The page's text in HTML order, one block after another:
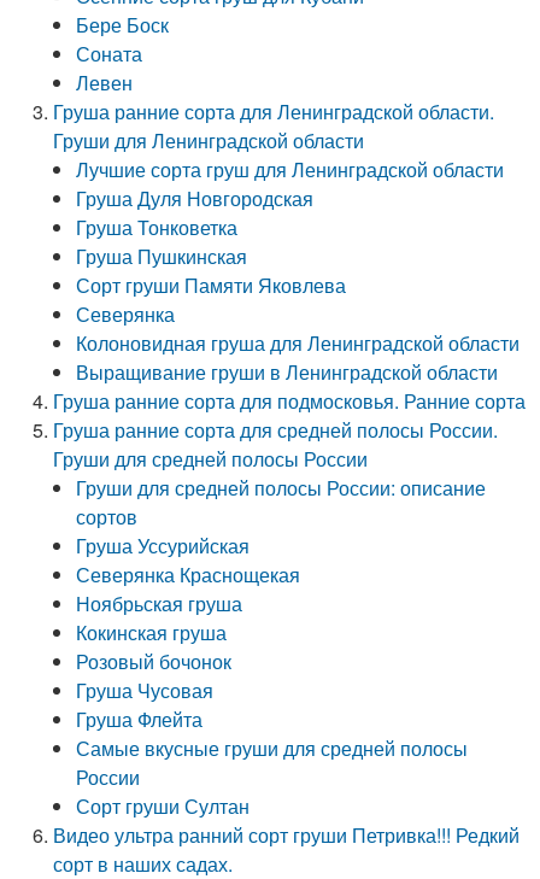
Бере Боск
Соната
Левен
Груша ранние сорта для Ленинградской области.
Груши для Ленинградской области
Лучшие сорта груш для Ленинградской области
Груша Дуля Новгородская
Груша Тонковетка
Груша Пушкинская
Сорт груши Памяти Яковлева
Северянка
Колоновидная груша для Ленинградской области
Выращивание груши в Ленинградской области
Груша ранние сорта для подмосковья. Ранние сорта
Груша ранние сорта для средней полосы России.
Груши для средней полосы России
Груши для средней полосы России: описание
сортов
Груша Уссурийская
Северянка Краснощекая
Ноябрьская груша
Кокинская груша
Розовый бочонок
Груша Чусовая
Груша Флейта
Самые вкусные груши для средней полосы
России
Сорт груши Султан
Видео ультра ранний сорт груши Петривка!!! Редкий
сорт в наших садах.